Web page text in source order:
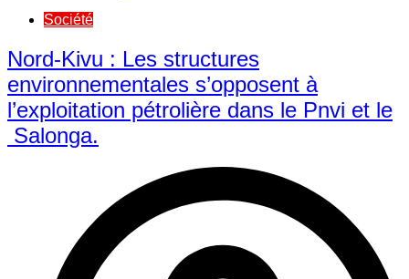
Société
Nord-Kivu : Les structures
environnementales s’opposent à
l’exploitation pétrolière dans le Pnvi et le
Salonga.